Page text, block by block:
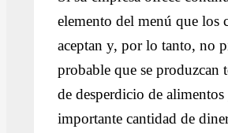
elemento del menú que los
aceptan y, por lo tanto, no
probable que se produzcan
de desperdicio de
importante cantidad de